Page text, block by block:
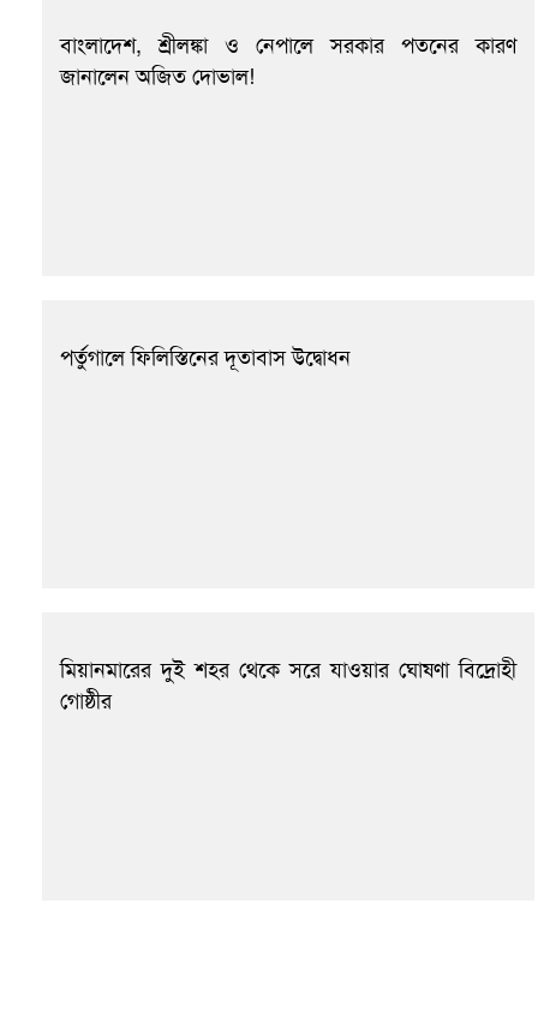
বাংলাদেশ, শ্রীলঙ্কা ও নেপালে সরকার পতনের কারণ
জানালেন অজিত দোভাল!
পর্তুগালে ফিলিস্তিনের দূতাবাস উদ্বোধন
মিয়ানমারের দুই শহর থেকে সরে যাওয়ার ঘোষণা বিদ্রোহী
গোষ্ঠীর